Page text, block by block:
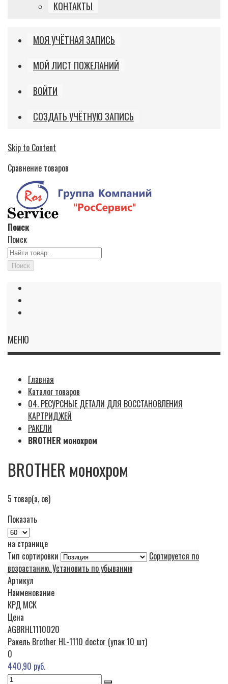
КОНТАКТЫ
МОЯ УЧЁТНАЯ ЗАПИСЬ
МОЙ ЛИСТ ПОЖЕЛАНИЙ
ВОЙТИ
СОЗДАТЬ УЧЁТНУЮ ЗАПИСЬ
Skip to Content
Сравнение товаров
Поиск
Поиск
Поиск
МЕНЮ
Главная
Каталог товаров
04. РЕСУРСНЫЕ ДЕТАЛИ ДЛЯ ВОССТАНОВЛЕНИЯ
КАРТРИДЖЕЙ
РАКЕЛИ
BROTHER монохром
BROTHER монохром
5 товар(а, ов)
Показать
на странице
Тип сортировки
Сортируется по
возрастанию. Установить по убыванию
Артикул
Наименование
КРД МСК
Цена
AGBRHL1110020
Ракель Brother HL-1110 doctor (упак 10 шт)
0
440,90 руб.